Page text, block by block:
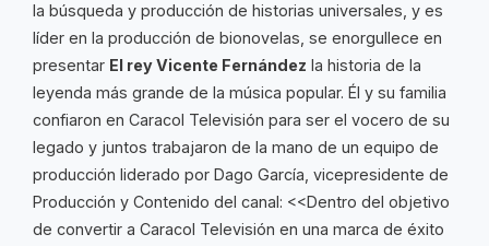
la búsqueda y producción de historias universales, y es
líder en la producción de bionovelas, se enorgullece en
presentar El rey Vicente Fernández la historia de la
leyenda más grande de la música popular. Él y su familia
confiaron en Caracol Televisión para ser el vocero de su
legado y juntos trabajaron de la mano de un equipo de
producción liderado por Dago García, vicepresidente de
Producción y Contenido del canal: <<Dentro del objetivo
de convertir a Caracol Televisión en una marca de éxito